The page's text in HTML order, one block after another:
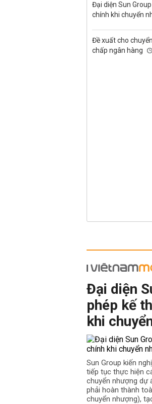
Đại diện Sun
chính khi chuyển
Đề xuất cho
chấp ngân hàng
Đại diện
phép kế
khi
Sun Group kiến
tiếp tục thực hiện
chuyển nhượng dự
phải hoàn thành
chuyển nhượng),